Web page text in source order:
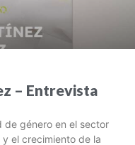
– Entrevista
de género en el sector
el crecimiento de la